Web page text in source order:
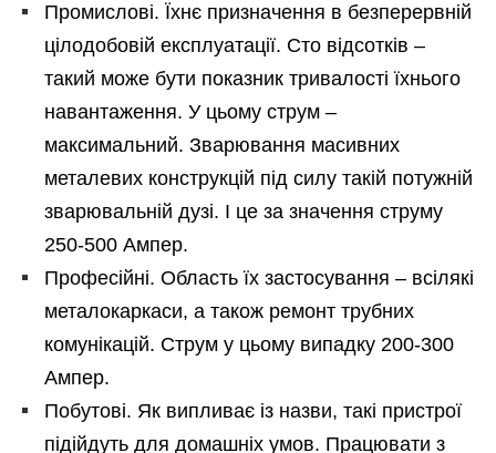
Промислові. Їхнє призначення в безперервній
цілодобовій експлуатації. Сто відсотків –
такий може бути показник тривалості їхнього
навантаження. У цьому струм –
максимальний. Зварювання масивних
металевих конструкцій під силу такій потужній
зварювальній дузі. І це за значення струму
250-500 Ампер.
Професійні. Область їх застосування – всілякі
металокаркаси, а також ремонт трубних
комунікацій. Струм у цьому випадку 200-300
Ампер.
Побутові. Як випливає із назви, такі пристрої
підійдуть для домашніх умов. Працювати з